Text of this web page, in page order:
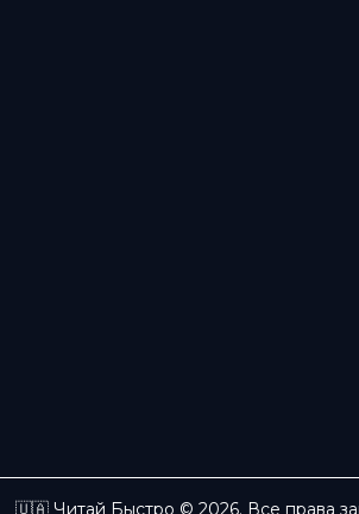
🇺🇦 Читай Быстро © 2026. Все права